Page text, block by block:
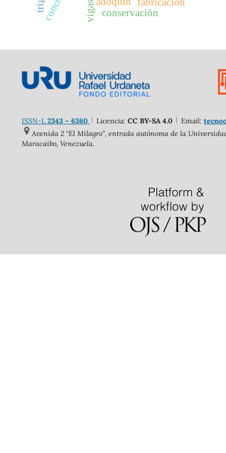
conservación
ISSN-L2343 – 6360 Licencia: CC BY-SA 4.0 Email:
Avenida 2 “El Milagro”, entrada autónoma de la
Maracaibo, Venezuela.